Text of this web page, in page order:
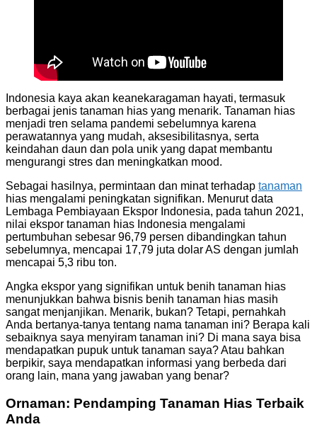
Indonesia kaya akan keanekaragaman hayati, termasuk
berbagai jenis tanaman hias yang menarik. Tanaman hias
menjadi tren selama pandemi sebelumnya karena
perawatannya yang mudah, aksesibilitasnya, serta
keindahan daun dan pola unik yang dapat membantu
mengurangi stres dan meningkatkan mood.
Sebagai hasilnya, permintaan dan minat terhadap tanaman
hias mengalami peningkatan signifikan. Menurut data
Lembaga Pembiayaan Ekspor Indonesia, pada tahun 2021,
nilai ekspor tanaman hias Indonesia mengalami
pertumbuhan sebesar 96,79 persen dibandingkan tahun
sebelumnya, mencapai 17,79 juta dolar AS dengan jumlah
mencapai 5,3 ribu ton.
Angka ekspor yang signifikan untuk benih tanaman hias
menunjukkan bahwa bisnis benih tanaman hias masih
sangat menjanjikan. Menarik, bukan? Tetapi, pernahkah
Anda bertanya-tanya tentang nama tanaman ini? Berapa kali
sebaiknya saya menyiram tanaman ini? Di mana saya bisa
mendapatkan pupuk untuk tanaman saya? Atau bahkan
berpikir, saya mendapatkan informasi yang berbeda dari
orang lain, mana yang jawaban yang benar?
Ornaman: Pendamping Tanaman Hias Terbaik
Anda